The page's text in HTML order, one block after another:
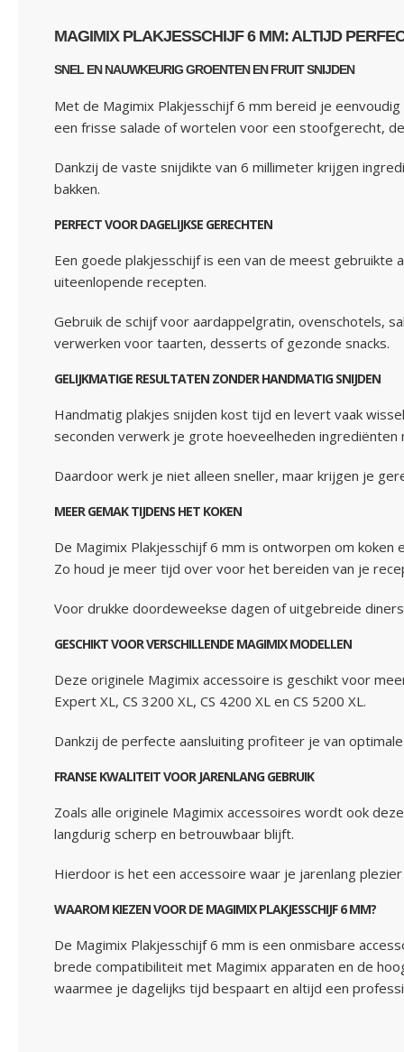
MAGIMIX PLAKJESSCHIJF 6 MM: ALTIJD
SNEL EN NAUWKEURIG GROENTEN EN FRUIT SNIJDEN
Met de Magimix Plakjesschijf 6 mm bereid je
een frisse salade of wortelen voor een stoofgerecht,
Dankzij de vaste snijdikte van 6 millimeter krijgen
bakken.
PERFECT VOOR DAGELIJKSE GERECHTEN
Een goede plakjesschijf is een van de meest gebruikte
uiteenlopende recepten.
Gebruik de schijf voor aardappelgratin, ovenschotels,
verwerken voor taarten, desserts of gezonde snacks.
GELIJKMATIGE RESULTATEN ZONDER HANDMATIG SNIJDEN
Handmatig plakjes snijden kost tijd en levert vaak
seconden verwerk je grote hoeveelheden ingrediënten
Daardoor werk je niet alleen sneller, maar krijgen je
MEER GEMAK TIJDENS HET KOKEN
De Magimix Plakjesschijf 6 mm is ontworpen om
Zo houd je meer tijd over voor het bereiden van je
Voor drukke doordeweekse dagen of uitgebreide
GESCHIKT VOOR VERSCHILLENDE MAGIMIX MODELLEN
Deze originele Magimix accessoire is geschikt voor
Expert XL, CS 3200 XL, CS 4200 XL en CS 5200 XL.
Dankzij de perfecte aansluiting profiteer je van
FRANSE KWALITEIT VOOR JARENLANG GEBRUIK
Zoals alle originele Magimix accessoires wordt ook
langdurig scherp en betrouwbaar blijft.
Hierdoor is het een accessoire waar je jarenlang
WAAROM KIEZEN VOOR DE MAGIMIX PLAKJESSCHIJF 6 MM?
De Magimix Plakjesschijf 6 mm is een onmisbare
brede compatibiliteit met Magimix apparaten en de
waarmee je dagelijks tijd bespaart en altijd een